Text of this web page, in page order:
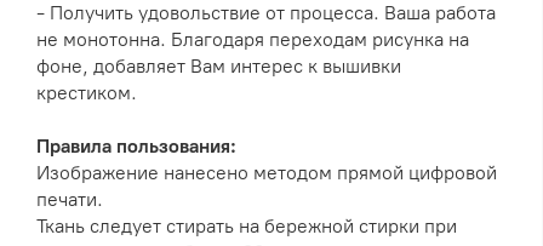
- Получить удовольствие от процесса. Ваша работа
не монотонна. Благодаря переходам рисунка на
фоне, добавляет Вам интерес к вышивки
крестиком.
Правила пользования:
Изображение нанесено методом прямой цифровой
печати.
Ткань следует стирать на бережной стирки при